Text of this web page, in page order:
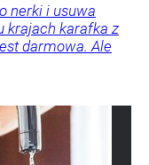
nerki i usuwa
krajach karafka z
darmowa. Ale